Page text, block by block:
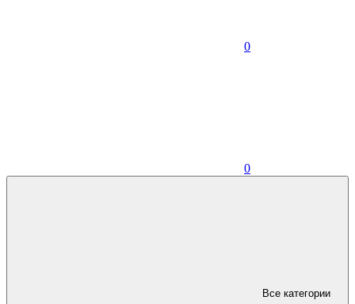
0
0
Все категории